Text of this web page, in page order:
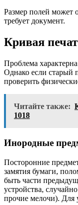
Размер полей может
требует документ.
Кривая
Проблема
Однако если старый
проверить
Читайте также:
1018
Инородные
Посторонние
замятия бумаги,
быть части
устройства,
прочие мелочи). Для